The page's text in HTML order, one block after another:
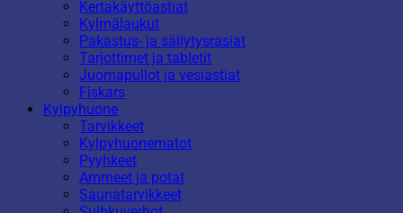
Kertakäyttöastiat
Kylmälaukut
Pakastus- ja säilytysrasiat
Tarjottimet ja tabletit
Juomapullot ja vesiastiat
Fiskars
Kylpyhuone
Tarvikkeet
Kylpyhuonematot
Pyyhkeet
Ammeet ja potat
Saunatarvikkeet